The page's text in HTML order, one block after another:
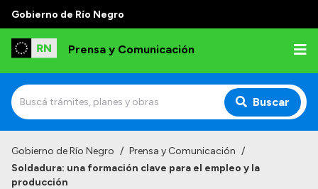
Gobierno de Río Negro
Prensa y Comunicación
Buscar
Institucional
Gobierno de Río Negro / Prensa y Comunicación /
Soldadura: una formación clave para el empleo y la
producción